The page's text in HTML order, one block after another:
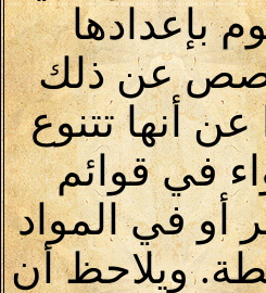
بإعدادها
عن ذلك
عن أنها تتنوع
في قوائم
أو في المواد
ويلاحظ أن